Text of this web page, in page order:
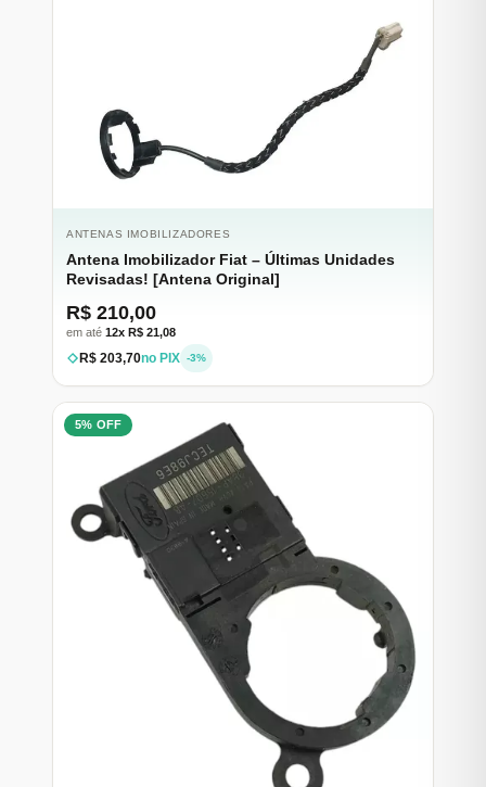
ANTENAS IMOBILIZADORES
Antena Imobilizador Fiat – Últimas Unidades
Revisadas! [Antena Original]
R$ 210,00
em até 12x R$ 21,08
R$ 203,70no PIX -3%
5% OFF